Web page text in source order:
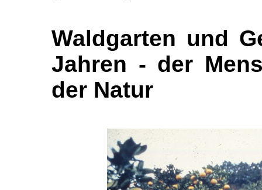
Waldgarten und
Jahren - der
der Natur